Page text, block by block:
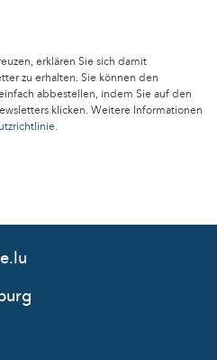
erklären Sie sich damit
zu erhalten. Sie können den
abbestellen, indem Sie auf den
klicken. Weitere Informationen
.